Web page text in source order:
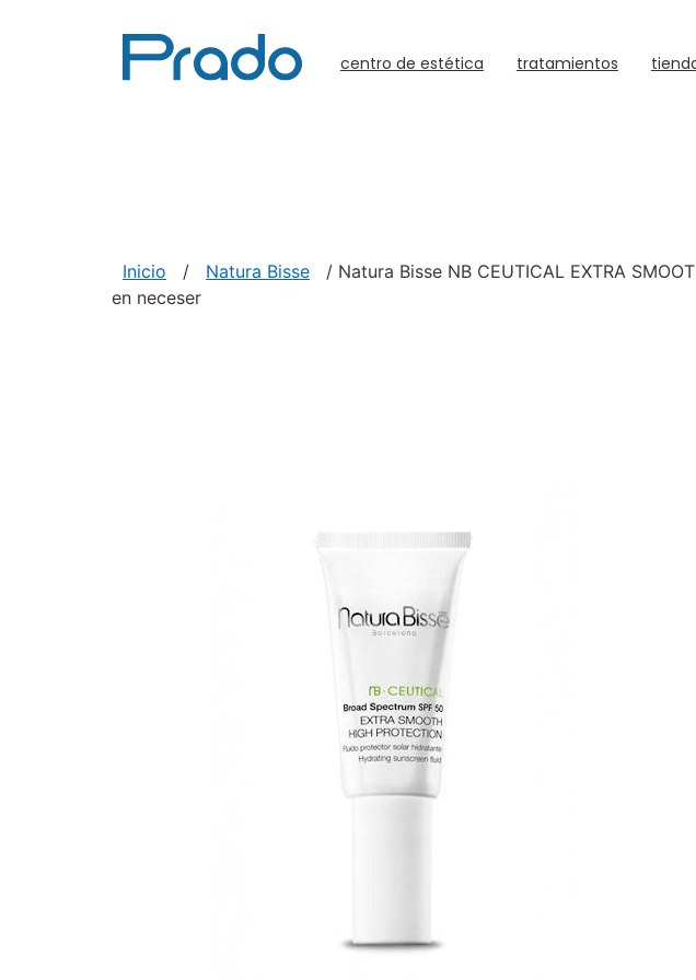
centro de estética tratamientos
Inicio / Natura Bisse
/ Natura Bisse NB CEUTICAL EXTRA
en neceser